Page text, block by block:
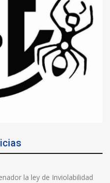
la ley de Inviolabilidad